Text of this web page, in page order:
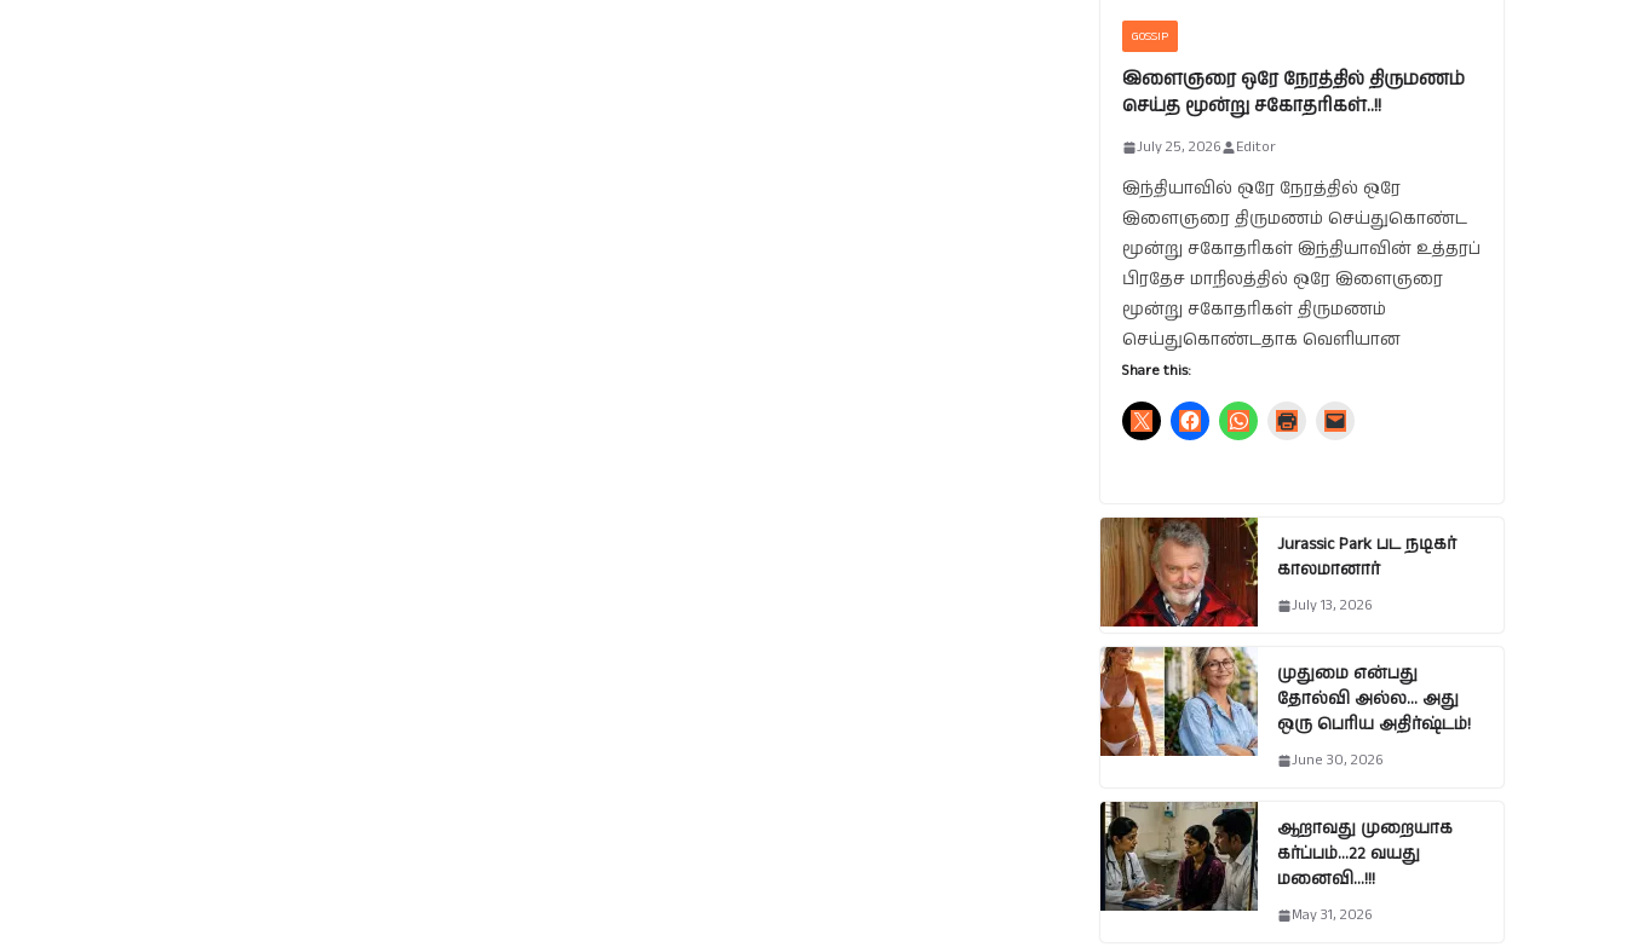
GOSSIP
இளைஞரை ஒரே நேரத்தில் திருமணம்
செய்த மூன்று சகோதரிகள்..!!
July 25, 2026 Editor
இந்தியாவில் ஒரே நேரத்தில் ஒரே
இளைஞரை திருமணம் செய்துகொண்ட
மூன்று சகோதரிகள் இந்தியாவின் உத்தரப்
பிரதேச மாநிலத்தில் ஒரே இளைஞரை
மூன்று சகோதரிகள் திருமணம்
செய்துகொண்டதாக வெளியான
Share this:
Jurassic Park பட நடிகர்
காலமானார்
July 13, 2026
முதுமை என்பது
தோல்வி அல்ல… அது
ஒரு பெரிய அதிர்ஷ்டம்!
June 30, 2026
ஆறாவது முறையாக
கர்ப்பம்…22 வயது
மனைவி…!!!
May 31, 2026